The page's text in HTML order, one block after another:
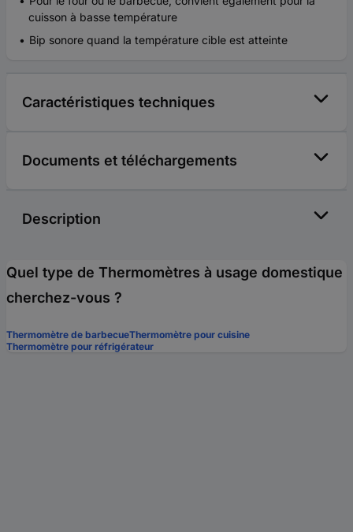
cuisson à basse température
Bip sonore quand la température cible est atteinte
Caractéristiques techniques
Documents et téléchargements
Description
Quel type de Thermomètres à usage domestique
cherchez-vous ?
Thermomètre de barbecueThermomètre pour cuisine
Thermomètre pour réfrigérateur